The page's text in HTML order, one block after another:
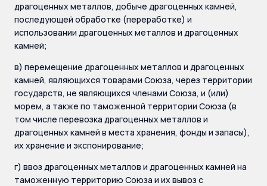
драгоценных металлов, добыче драгоценных камней,
последующей обработке (переработке) и
использовании драгоценных металлов и драгоценных
камней;
в) перемещение драгоценных металлов и драгоценных
камней, являющихся товарами Союза, через территории
государств, не являющихся членами Союза, и (или)
морем, а также по таможенной территории Союза (в
том числе перевозка драгоценных металлов и
драгоценных камней в места хранения, фонды и запасы),
их хранение и экспонирование;
г) ввоз драгоценных металлов и драгоценных камней на
таможенную территорию Союза и их вывоз с